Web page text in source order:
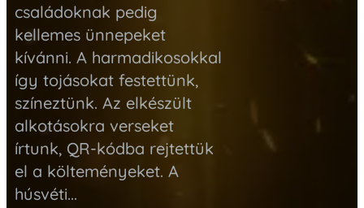
családoknak pedig
kellemes ünnepeket
kívánni. A harmadikosokkal
így tojásokat festettünk,
színeztünk. Az elkészült
alkotásokra verseket
írtunk, QR-kódba rejtettük
el a költeményeket. A
húsvéti...